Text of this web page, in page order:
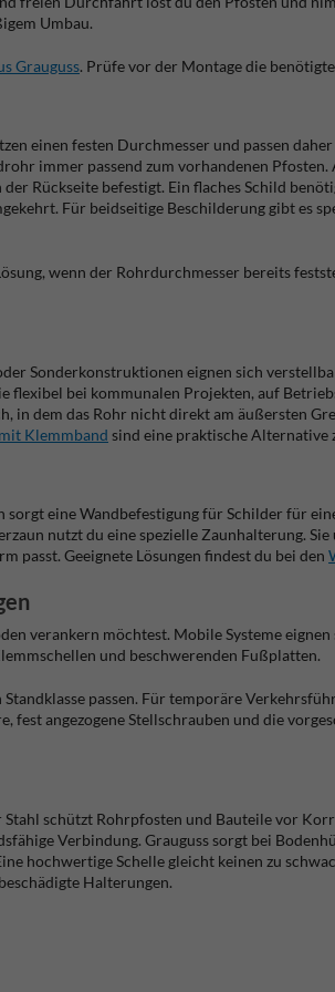
Umbau.
Grauguss. Prüfe vor der Montage die
einen festen Durchmesser und passen
immer passend zum vorhandenen
Rückseite befestigt. Ein flaches Schild
Für beidseitige Beschilderung gibt es
wenn der Rohrdurchmesser bereits
Sonderkonstruktionen eignen sich
flexibel bei kommunalen Projekten, auf
in dem das Rohr nicht direkt am äußersten
Klemmband sind eine praktische Alternative
eine Wandbefestigung für Schilder für
nutzt du eine spezielle Zaunhalterung.
passt. Geeignete Lösungen findest du bei den
verankern möchtest. Mobile Systeme
und beschwerenden Fußplatten.
passen. Für temporäre
fest angezogene Stellschrauben und die
schützt Rohrpfosten und Bauteile vor
Verbindung. Grauguss sorgt bei
hochwertige Schelle gleicht keinen zu
Halterungen.